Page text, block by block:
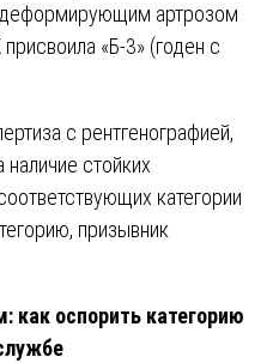
деформирующим артрозом
«Б-3» (годен с
с рентгенографией,
стойких
категории
призывник
как оспорить категорию